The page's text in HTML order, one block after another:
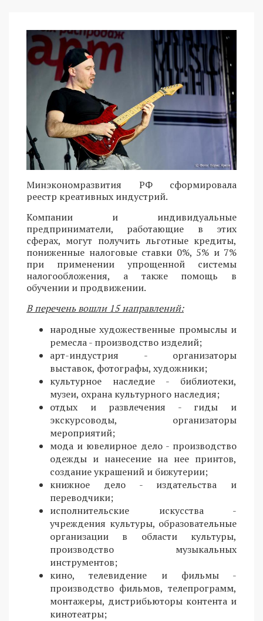
Минэкономразвития РФ сформировала
реестр креативных индустрий.
Компании и индивидуальные
предприниматели, работающие в этих
сферах, могут получить льготные кредиты,
пониженные налоговые ставки 0%, 5% и 7%
при применении упрощенной системы
налогообложения, а также помощь в
обучении и продвижении.
В перечень вошли 15 направлений:
народные художественные промыслы и
ремесла - производство изделий;
арт-индустрия - организаторы
выставок, фотографы, художники;
культурное наследие - библиотеки,
музеи, охрана культурного наследия;
отдых и развлечения - гиды и
экскурсоводы, организаторы
мероприятий;
мода и ювелирное дело - производство
одежды и нанесение на нее принтов,
создание украшений и бижутерии;
книжное дело - издательства и
переводчики;
исполнительские искусства -
учреждения культуры, образовательные
организации в области культуры,
производство музыкальных
инструментов;
кино, телевидение и фильмы -
производство фильмов, телепрограмм,
монтажеры, дистрибьюторы контента и
кинотеатры;